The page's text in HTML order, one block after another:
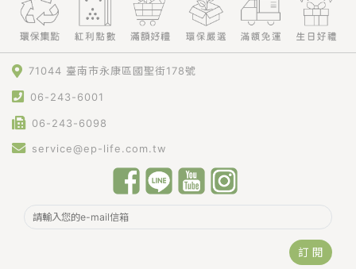
71044 臺南市永康區國聖街178號
06-243-6001
06-243-6098
service@ep-life.com.tw
訂 閱